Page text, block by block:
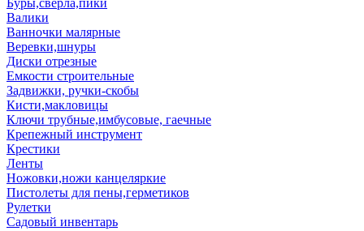
Буры,сверла,пики
Валики
Ванночки малярные
Веревки,шнуры
Диски отрезные
Емкости строительные
Задвижки, ручки-скобы
Кисти,макловицы
Ключи трубные,имбусовые, гаечные
Крепежный инструмент
Крестики
Ленты
Ножовки,ножи канцеляркие
Пистолеты для пены,герметиков
Рулетки
Садовый инвентарь